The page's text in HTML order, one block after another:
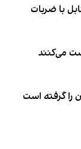
با ضربات
می‌کنند
را گرفته است